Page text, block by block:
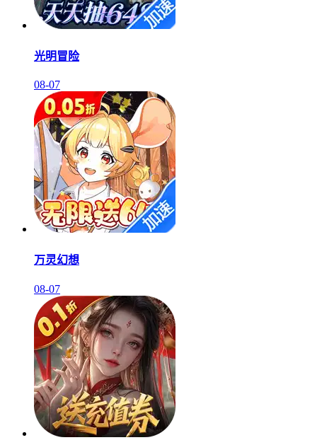
光明冒险
08-07
万灵幻想
08-07